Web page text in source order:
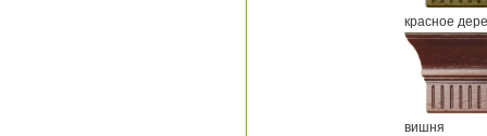
красное
вишня